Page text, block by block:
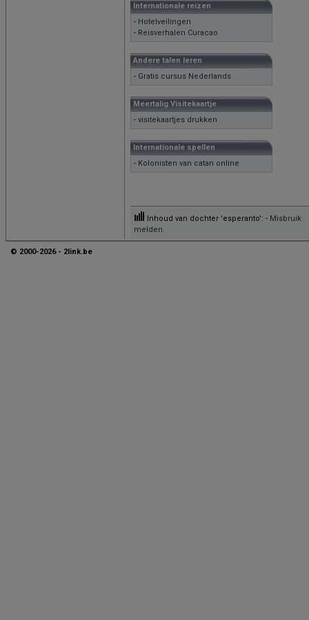
Internationale reizen
- Hotelveilingen
- Reisverhalen Curacao
Andere talen leren
- Gratis cursus Nederlands
Meertalig Visitekaartje
- visitekaartjes drukken
Internationale spellen
- Kolonisten van catan online
Inhoud van dochter 'esperanto': - Misbruik
melden
© 2000-2026 - 2link.be